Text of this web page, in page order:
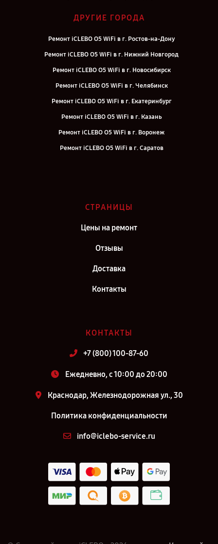
ДРУГИЕ ГОРОДА
Ремонт iCLEBO O5 WiFi в г. Ростов-на-Дону
Ремонт iCLEBO O5 WiFi в г. Нижний Новгород
Ремонт iCLEBO O5 WiFi в г. Новосибирск
Ремонт iCLEBO O5 WiFi в г. Челябинск
Ремонт iCLEBO O5 WiFi в г. Екатеринбург
Ремонт iCLEBO O5 WiFi в г. Казань
Ремонт iCLEBO O5 WiFi в г. Воронеж
Ремонт iCLEBO O5 WiFi в г. Саратов
Ремонт iCLEBO O5 WiFi в г. Санкт-Петербург
СТРАНИЦЫ
Цены на ремонт
Отзывы
Доставка
Контакты
КОНТАКТЫ
+7 (800) 100-87-60
Ежедневно, с 10:00 до 20:00
Краснодар, Железнодорожная ул., 30
Политика конфиденциальности
info@iclebo-service.ru